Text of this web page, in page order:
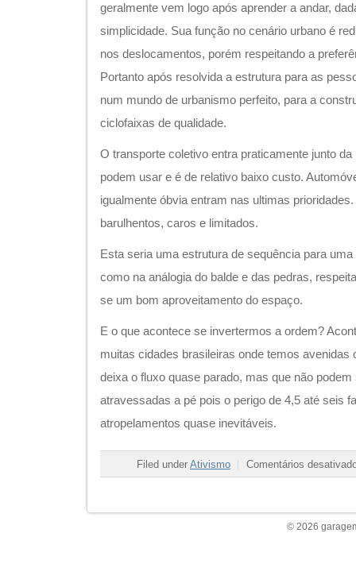
geralmente vem logo após aprender a andar,
simplicidade. Sua função no cenário urbano é
nos deslocamentos, porém respeitando a
Portanto após resolvida a estrutura para as
num mundo de urbanismo perfeito, para a
ciclofaixas de qualidade.
O transporte coletivo entra praticamente junto
podem usar e é de relativo baixo custo.
igualmente óbvia entram nas ultimas
barulhentos, caros e limitados.
Esta seria uma estrutura de sequência para
como na análogia do balde e das pedras,
se um bom aproveitamento do espaço.
E o que acontece se invertermos a ordem?
muitas cidades brasileiras onde temos avenidas
deixa o fluxo quase parado, mas que não
atravessadas a pé pois o perigo de 4,5 até seis
atropelamentos quase inevitáveis.
Filed under Ativismo Comentários
© 2026